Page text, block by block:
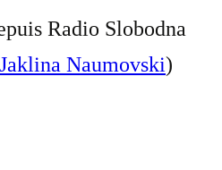
Radio Slobodna
Jaklina Naumovski)